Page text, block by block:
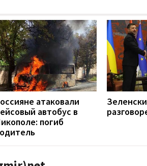
атаковали
автобус в
погиб